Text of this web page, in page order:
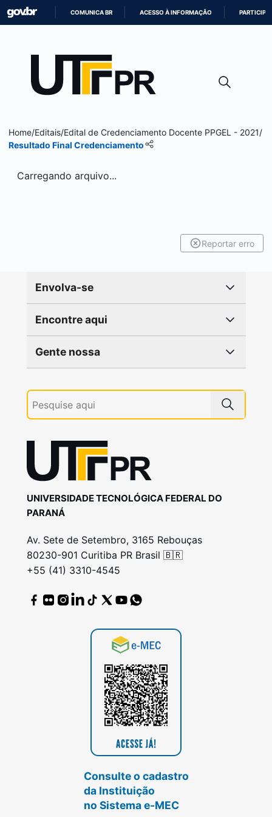
CONTEÚDO
COMUNICA BR ACESSO À INFORMAÇÃO PARTICIPE
Home/Editais/Edital de Credenciamento Docente PPGEL - 2021/
Resultado Final Credenciamento
Carregando arquivo...
Reportar erro
Envolva-se
Encontre aqui
Gente nossa
UNIVERSIDADE TECNOLÓGICA FEDERAL DO
PARANÁ
Av. Sete de Setembro, 3165 Rebouças
80230-901 Curitiba PR Brasil 🇧🇷
+55 (41) 3310-4545
Consulte o cadastro
da Instituição
no Sistema e-MEC